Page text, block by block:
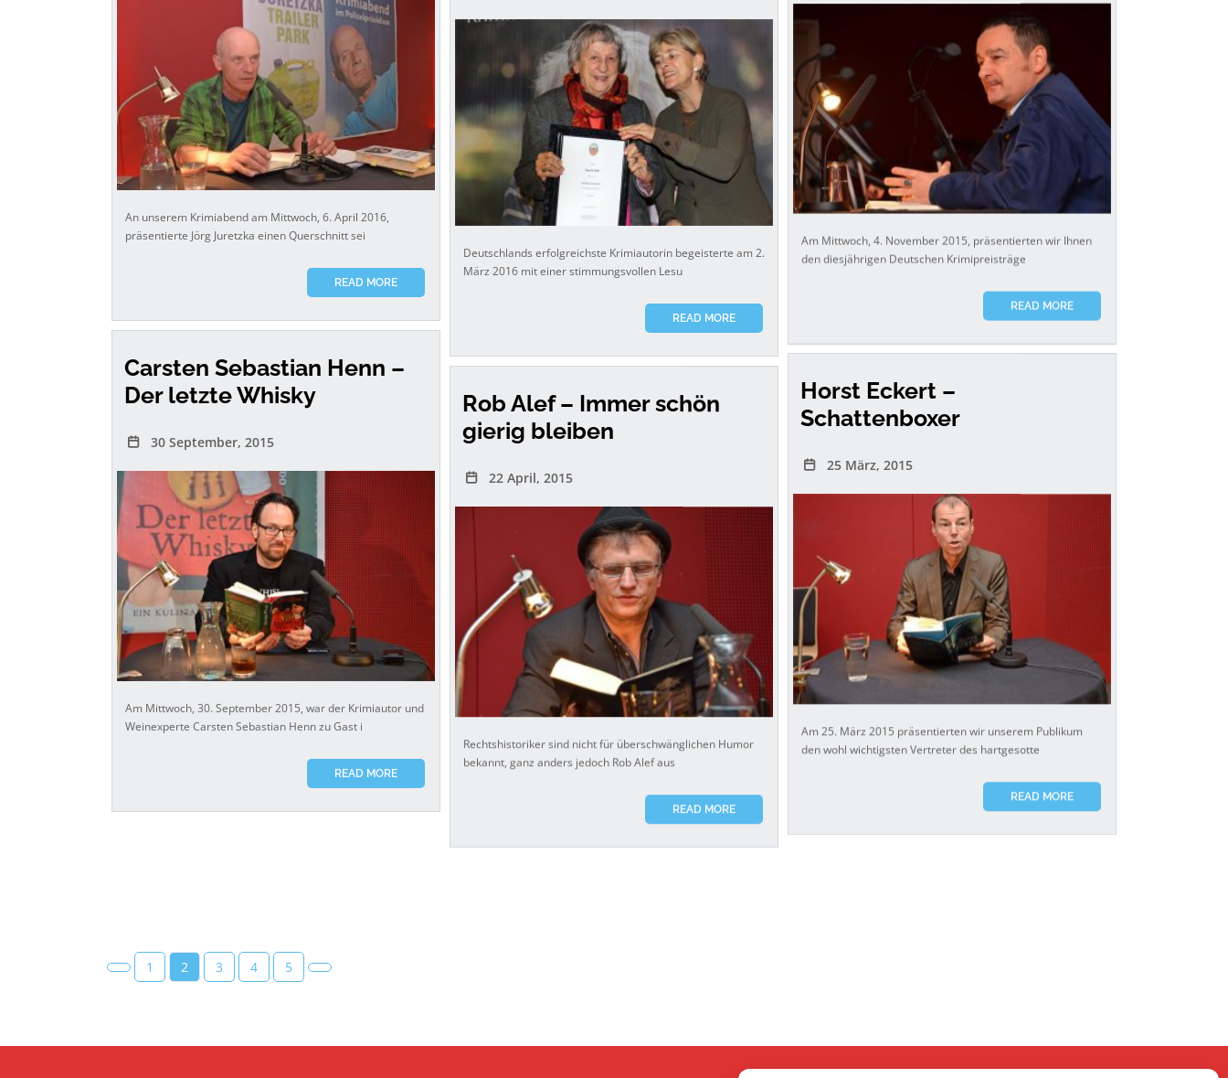
An unserem Krimiabend am Mittwoch, 6. April 2016,
präsentierte Jörg Juretzka einen Querschnitt sei
READ MORE
Deutschlands erfolgreichste Krimiautorin begeisterte am 2.
März 2016 mit einer stimmungsvollen Lesu
READ MORE
Am Mittwoch, 4. November 2015, präsentierten wir Ihnen
den diesjährigen Deutschen Krimipreisträge
READ MORE
Carsten Sebastian Henn –
Der letzte Whisky
30 September, 2015
Am Mittwoch, 30. September 2015, war der Krimiautor und
Weinexperte Carsten Sebastian Henn zu Gast i
READ MORE
Rob Alef – Immer schön
gierig bleiben
22 April, 2015
Rechtshistoriker sind nicht für überschwänglichen Humor
bekannt, ganz anders jedoch Rob Alef aus
READ MORE
Horst Eckert –
Schattenboxer
25 März, 2015
Am 25. März 2015 präsentierten wir unserem Publikum
den wohl wichtigsten Vertreter des hartgesotte
READ MORE
1 2 3 4 5